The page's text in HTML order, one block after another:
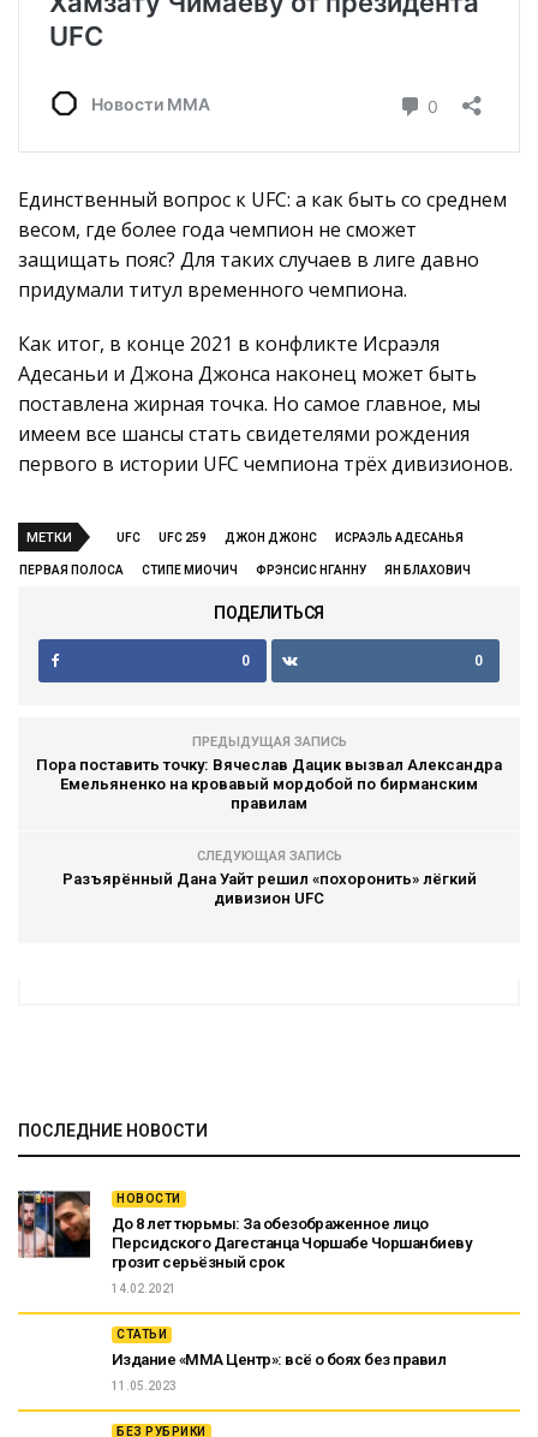
Единственный вопрос к UFC: а как быть со среднем
весом, где более года чемпион не сможет
защищать пояс? Для таких случаев в лиге давно
придумали титул временного чемпиона.
Как итог, в конце 2021 в конфликте Исраэля
Адесаньи и Джона Джонса наконец может быть
поставлена жирная точка. Но самое главное, мы
имеем все шансы стать свидетелями рождения
первого в истории UFC чемпиона трёх дивизионов.
МЕТКИ UFC UFC 259 ДЖОН ДЖОНС ИСРАЭЛЬ АДЕСАНЬЯ
ПЕРВАЯ ПОЛОСА СТИПЕ МИОЧИЧ ФРЭНСИС НГАННУ ЯН БЛАХОВИЧ
ПОДЕЛИТЬСЯ
0 0
ПРЕДЫДУЩАЯ ЗАПИСЬ
Пора поставить точку: Вячеслав Дацик вызвал Александра
Емельяненко на кровавый мордобой по бирманским
правилам
СЛЕДУЮЩАЯ ЗАПИСЬ
Разъярённый Дана Уайт решил «похоронить» лёгкий
дивизион UFC
ПОСЛЕДНИЕ НОВОСТИ
НОВОСТИ
До 8 лет тюрьмы: За обезображенное лицо
Персидского Дагестанца Чоршабе Чоршанбиеву
грозит серьёзный срок
14.02.2021
СТАТЬИ
Издание «ММА Центр»: всё о боях без правил
11.05.2023
БЕЗ РУБРИКИ